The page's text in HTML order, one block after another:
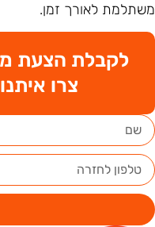
לאורך זמן.
לקבלת הצעת
צרו